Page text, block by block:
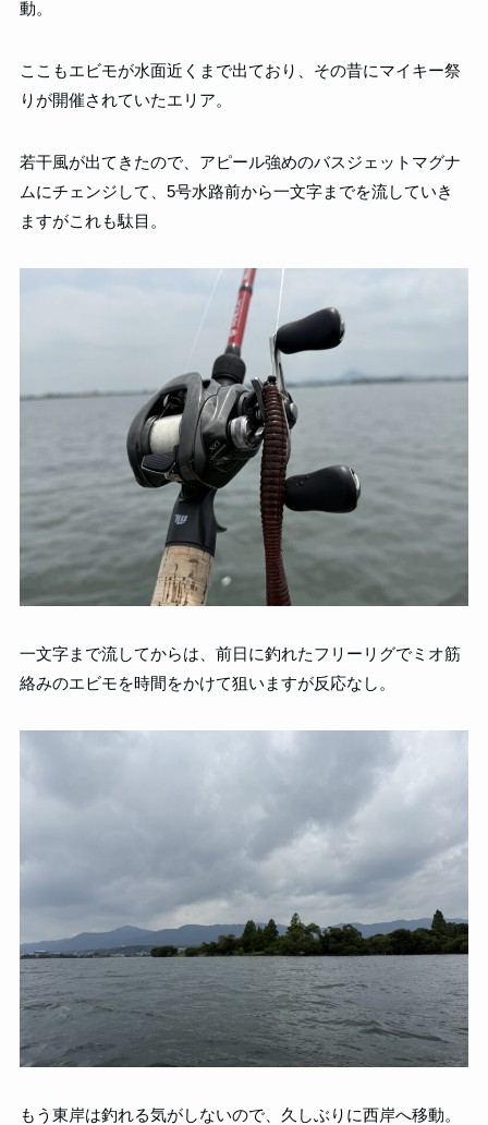
動。
ここもエビモが水面近くまで出ており、その昔にマイキー祭
りが開催されていたエリア。
若干風が出てきたので、アピール強めのバスジェットマグナ
ムにチェンジして、5号水路前から一文字までを流していき
ますがこれも駄目。
一文字まで流してからは、前日に釣れたフリーリグでミオ筋
絡みのエビモを時間をかけて狙いますが反応なし。
もう東岸は釣れる気がしないので、久しぶりに西岸へ移動。